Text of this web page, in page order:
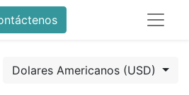
Dolares Americanos (USD)